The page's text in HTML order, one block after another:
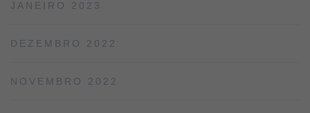
JANEIRO 2023
DEZEMBRO 2022
NOVEMBRO 2022